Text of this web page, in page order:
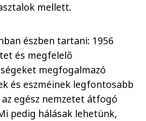
mellett.
észben tartani: 1956
és megfelelő
megfogalmazó
és eszméinek legfontosabb
egész nemzetet átfogó
pedig hálásak lehetünk,